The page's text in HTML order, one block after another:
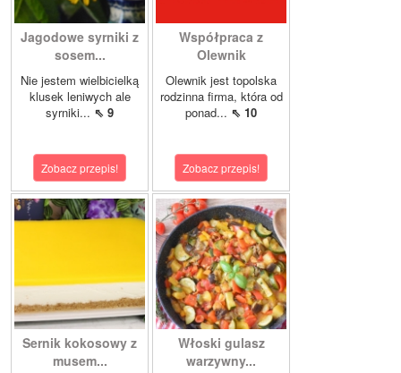
Jagodowe syrniki z
sosem...
Nie jestem wielbicielką
klusek leniwych ale
syrniki... ⇖ 9
Zobacz przepis!
Współpraca z
Olewnik
Olewnik jest topolska
rodzinna firma, która od
ponad... ⇖ 10
Zobacz przepis!
Sernik kokosowy z
musem...
Włoski gulasz
warzywny...